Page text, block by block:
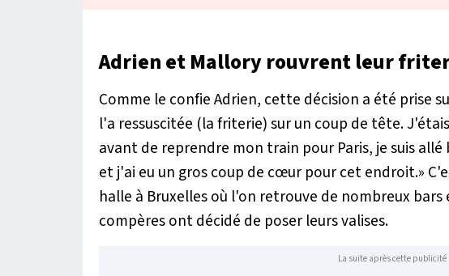
Adrien et Mallory rouvrent leur
Comme le confie Adrien, cette décision a été prise
l'a ressuscitée (la friterie) sur un coup de tête.
avant de reprendre mon train pour Paris, je suis
et j'ai eu un gros coup de cœur pour cet endroit.»
halle à Bruxelles où l'on retrouve de nombreux
compères ont décidé de poser leurs valises.
La suite après cette publicité